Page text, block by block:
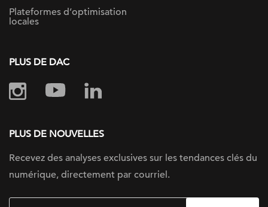
Plateformes d’optimisation
locales
PLUS DE DAC
PLUS DE NOUVELLES
Recevez des analyses exclusives sur les tendances clés du
numérique, directement par courriel.